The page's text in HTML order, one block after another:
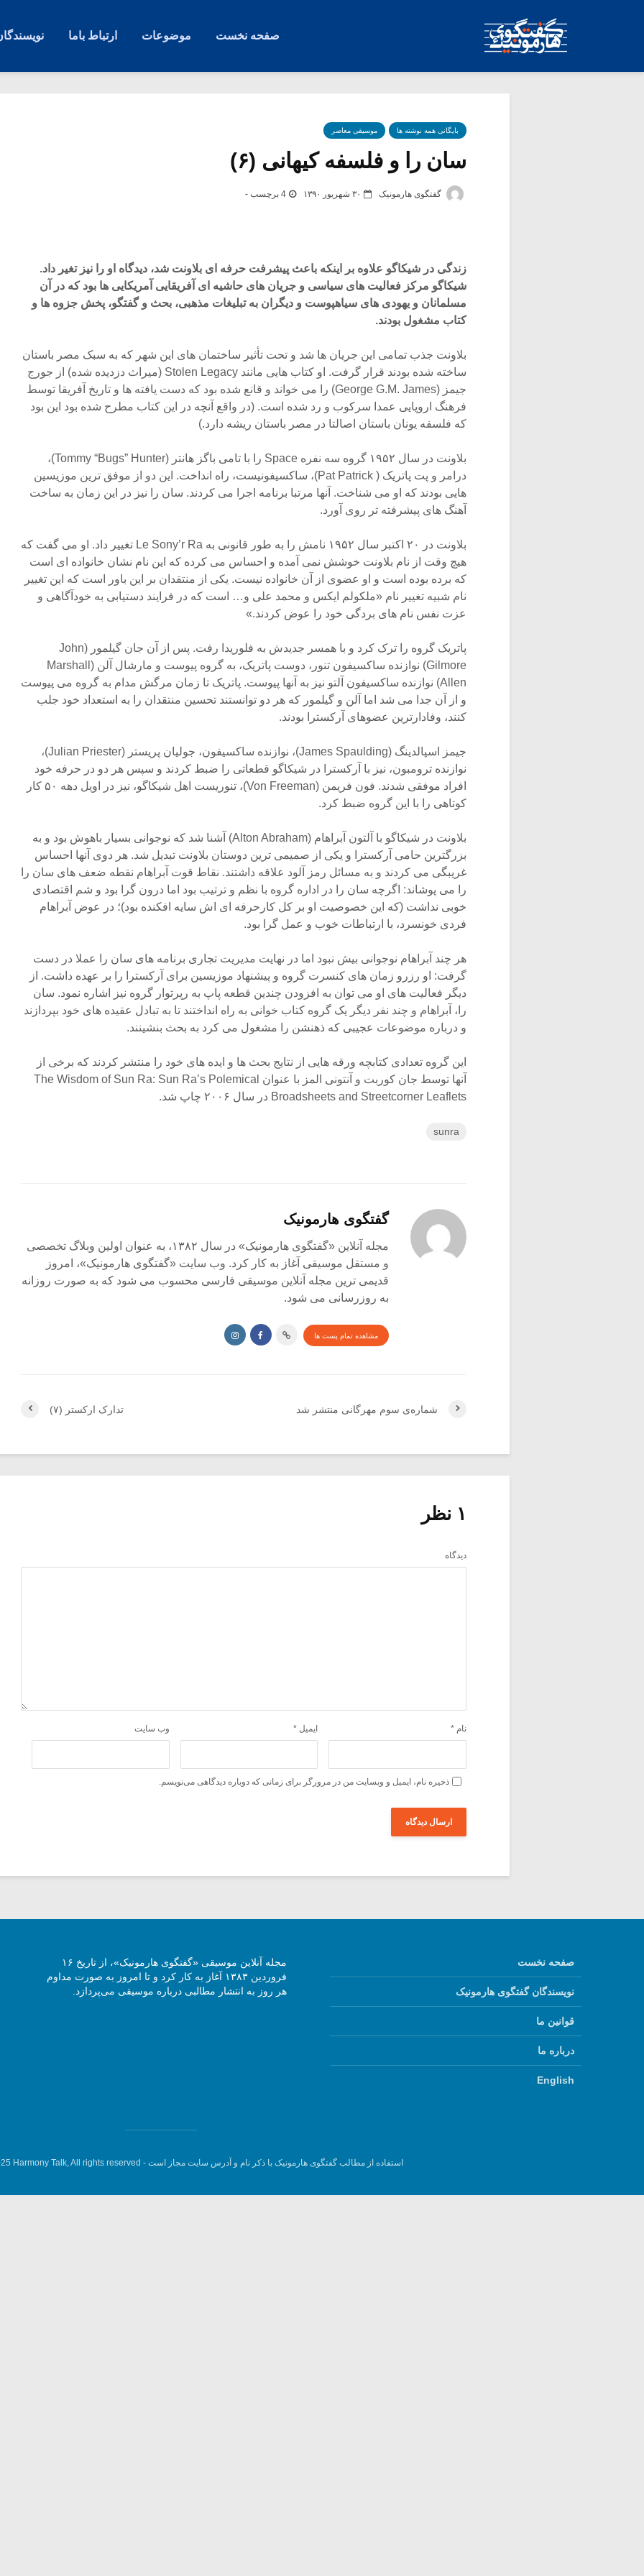
صفحه نخست موضوعات ارتباط باما
بایگانی همه نوشته ها موسیقی معاصر
سان را و فلسفه کیهانی (۶)
گفتگوی هارمونیک ۳۰ شهریور ۱۳۹۰ 4 برچسب -
زندگی در شیکاگو علاوه بر اینکه باعث پیشرفت حرفه ای بلاونت شد، دیدگاه او را نیز تغیر داد.
شیکاگو مرکز فعالیت های سیاسی و جریان های حاشیه ای آفریقایی آمریکایی ها بود که در آن
مسلمانان و یهودی های سیاهپوست و دیگران به تبلیغات مذهبی، بحث و گفتگو، پخش جزوه ها و
کتاب مشغول بودند.
بلاونت جذب تمامی این جریان ها شد و تحت تأثیر ساختمان های این شهر که به سبک مصر باستان
ساخته شده بودند قرار گرفت. او کتاب هایی مانند Stolen Legacy (میراث دزدیده شده) از جورج
جیمز (George G.M. James) را می خواند و قانع شده بود که دست یافته ها و تاریخ آفریقا توسط
فرهنگ اروپایی عمدا سرکوب و رد شده است. (در واقع آنچه در این کتاب مطرح شده بود این بود
که فلسفه یونان باستان اصالتا در مصر باستان ریشه دارد.)
بلاونت در سال ۱۹۵۲ گروه سه نفره Space را با تامی باگز هانتر (Tommy “Bugs” Hunter)،
درامر و پت پاتریک ( Pat Patrick)، ساکسیفونیست، راه انداخت. این دو از موفق ترین موزیسین
هایی بودند که او می شناخت. آنها مرتبا برنامه اجرا می کردند. سان را نیز در این زمان به ساخت
آهنگ های پیشرفته تر روی آورد.
بلاونت در ۲۰ اکتبر سال ۱۹۵۲ نامش را به طور قانونی به Le Sony’r Ra تغییر داد. او می گفت که
هیچ وقت از نام بلاونت خوشش نمی آمده و احساس می کرده که این نام نشان خانواده ای است
که برده بوده است و او عضوی از آن خانواده نیست. یکی از منتقدان بر این باور است که این تغییر
نام شبیه تغییر نام «ملکولم ایکس و محمد علی و… است که در فرایند دستیابی به خودآگاهی و
عزت نفس نام های بردگی خود را عوض کردند.»
پاتریک گروه را ترک کرد و با همسر جدیدش به فلوریدا رفت. پس از آن جان گیلمور (John
Gilmore) نوازنده ساکسیفون تنور، دوست پاتریک، به گروه پیوست و مارشال آلن (Marshall
Allen) نوازنده ساکسیفون آلتو نیز به آنها پیوست. پاتریک تا زمان مرگش مدام به گروه می پیوست
و از آن جدا می شد اما آلن و گیلمور که هر دو توانستند تحسین منتقدان را به استعداد خود جلب
کنند، وفادارترین عضوهای آرکسترا بودند.
جیمز اسپالدینگ (James Spaulding)، نوازنده ساکسیفون، جولیان پریستر (Julian Priester)،
نوازنده ترومبون، نیز با آرکسترا در شیکاگو قطعاتی را ضبط کردند و سپس هر دو در حرفه خود
افراد موفقی شدند. فون فریمن (Von Freeman)، تنوریست اهل شیکاگو، نیز در اویل دهه ۵۰ کار
کوتاهی را با این گروه ضبط کرد.
بلاونت در شیکاگو با آلتون آبراهام (Alton Abraham) آشنا شد که نوجوانی بسیار باهوش بود و به
بزرگترین حامی آرکسترا و یکی از صمیمی ترین دوستان بلاونت تبدیل شد. هر دوی آنها احساس
غریبگی می کردند و به مسائل رمز آلود علاقه داشتند. نقاط قوت آبراهام نقطه ضعف های سان را
را می پوشاند: اگرچه سان را در اداره گروه با نظم و ترتیب بود اما درون گرا بود و شم اقتصادی
خوبی نداشت (که این خصوصیت او بر کل کارحرفه ای اش سایه افکنده بود)؛ در عوض آبراهام
فردی خونسرد، با ارتباطات خوب و عمل گرا بود.
هر چند آبراهام نوجوانی بیش نبود اما در نهایت مدیریت تجاری برنامه های سان را عملا در دست
گرفت: او رزرو زمان های کنسرت گروه و پیشنهاد موزیسین برای آرکسترا را بر عهده داشت. از
دیگر فعالیت های او می توان به افزودن چندین قطعه پاپ به رپرتوار گروه نیز اشاره نمود. سان
را، آبراهام و چند نفر دیگر یک گروه کتاب خوانی به راه انداختند تا به تبادل عقیده های خود بپردازند
و درباره موضوعات عجیبی که ذهنشن را مشغول می کرد به بحث بنشینند.
این گروه تعدادی کتابچه ورقه هایی از نتایج بحث ها و ایده های خود را منتشر کردند که برخی از
آنها توسط جان کوربت و آنتونی المز با عنوان The Wisdom of Sun Ra: Sun Ra’s Polemical
Broadsheets and Streetcorner Leaflets در سال ۲۰۰۶ چاپ شد.
sunra
گفتگوی هارمونیک
مجله آنلاین «گفتگوی هارمونیک» در سال ۱۳۸۲، به عنوان اولین وبلاگ تخصصی
و مستقل موسیقی آغاز به کار کرد. وب سایت «گفتگوی هارمونیک»، امروز
قدیمی ترین مجله آنلاین موسیقی فارسی محسوب می شود که به صورت روزانه
به روزرسانی می شود.
مشاهده تمام پست ها
تدارک ارکستر (۷) شماره‌ی سوم مهرگانی منتشر شد
۱ نظر
دیدگاه
نام * ایمیل * وب‌ سایت
ذخیره نام، ایمیل و وبسایت من در مرورگر برای زمانی که دوباره دیدگاهی می‌نویسم.
صفحه نخست
نویسندگان گفتگوی هارمونیک
قوانین ما
درباره ما
English
مجله آنلاین موسیقی «گفتگوی هارمونیک»، از تاریخ ۱۶
فروردین ۱۳۸۳ آغاز به کار کرد و تا امروز به صورت مداوم
هر روز به انتشار مطالبی درباره موسیقی می‌پردازد.
استفاده از مطالب گفتگوی هارمونیک با ذکر نام و آدرس سایت مجاز است - Harmony Talk, All rights reserved.